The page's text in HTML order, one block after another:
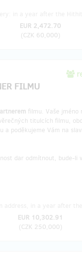
EUR 2,472.70
(CZK 60,000)
FILMU
filmu. Vaše jméno
titulcích filmu,
a poděkujeme Vám na
dar odmítnout, bude-li
EUR 10,302.91
(CZK 250,000)